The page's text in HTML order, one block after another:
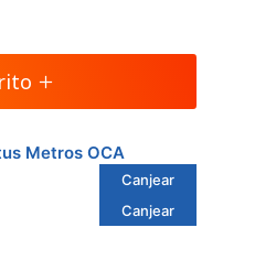
Metros OCA
Canjear
Canjear